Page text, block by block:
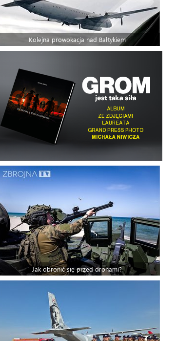
Kolejna prowokacja nad Bałtykiem
Jak obronić się przed dronami?